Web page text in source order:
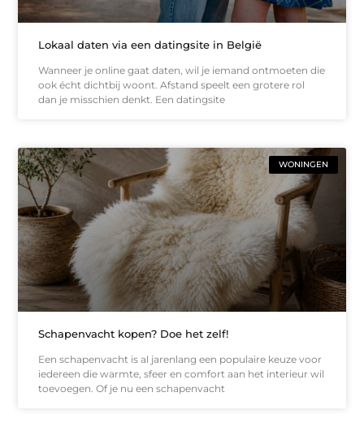
Lokaal daten via een datingsite in België
Wanneer je online gaat daten, wil je iemand ontmoeten die
ook écht dichtbij woont. Afstand speelt een grotere rol
dan je misschien denkt. Een datingsite
WONINGEN
Schapenvacht kopen? Doe het zelf!
Een schapenvacht is al jarenlang een populaire keuze voor
iedereen die warmte, sfeer en comfort aan het interieur wil
toevoegen. Of je nu een schapenvacht